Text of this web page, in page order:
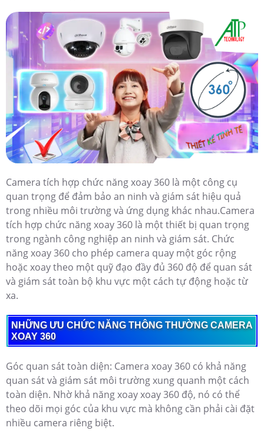
Camera tích hợp chức năng xoay 360 là một công cụ
quan trọng để đảm bảo an ninh và giám sát hiệu quả
trong nhiều môi trường và ứng dụng khác nhau.Camera
tích hợp chức năng xoay 360 là một thiết bị quan trọng
trong ngành công nghiệp an ninh và giám sát. Chức
năng xoay 360 cho phép camera quay một góc rộng
hoặc xoay theo một quỹ đạo đầy đủ 360 độ để quan sát
và giám sát toàn bộ khu vực một cách tự động hoặc từ
xa.
NHỮNG ƯU CHỨC NĂNG THÔNG THƯỜNG CAMERA
XOAY 360
Góc quan sát toàn diện: Camera xoay 360 có khả năng
quan sát và giám sát môi trường xung quanh một cách
toàn diện. Nhờ khả năng xoay xoay 360 độ, nó có thể
theo dõi mọi góc của khu vực mà không cần phải cài đặt
nhiều camera riêng biệt.